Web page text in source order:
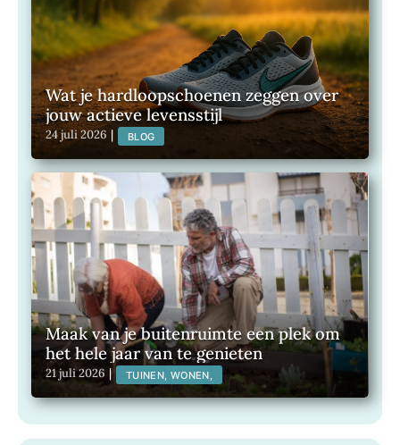
Wat je hardloopschoenen zeggen over
jouw actieve levensstijl
24 juli 2026 | BLOG
Maak van je buitenruimte een plek om
het hele jaar van te genieten
21 juli 2026 | TUINEN, WONEN,